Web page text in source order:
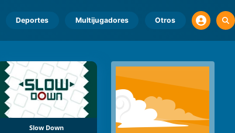
Deportes Multijugadores Otros
Slow Down